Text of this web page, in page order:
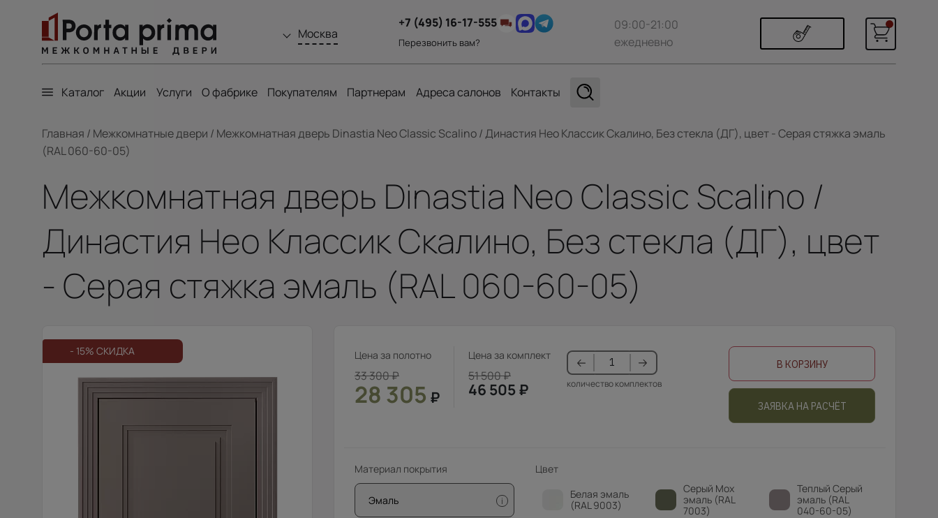
Москва
+7 (495) 16-17-555
Перезвонить вам?
09:00-21:00
ежедневно
Каталог Акции Услуги О фабрике Покупателям Партнерам Адреса салонов Контакты
Главная / Межкомнатные двери / Межкомнатная дверь Dinastia Neo Classic Scalino / Династия Нео Классик Скалино, Без стекла (ДГ), цвет - Серая стяжка эмаль
(RAL 060-60-05)
Межкомнатная дверь Dinastia Neo Classic Scalino /
Династия Нео Классик Скалино, Без стекла (ДГ), цвет
- Серая стяжка эмаль (RAL 060-60-05)
- 15% СКИДКА Цена за полотно
33 300₽
28 305 ₽
Цена за комплект
51 500₽
46 505₽ количество комплектов
В КОРЗИНУ
ЗАЯВКА НА РАСЧЁТ
Материал покрытия
Эмаль i
Цвет
Белая эмаль
(RAL 9003)
Серый Мох
эмаль (RAL
7003)
Теплый Серый
эмаль (RAL
040-60-05)